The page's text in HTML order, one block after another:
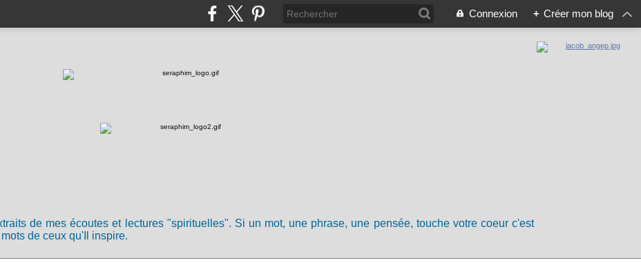
Connexion + Créer mon blog
de mes écoutes et lectures "spirituelles". Si un mot, une phrase, une pensée, touche votre coeur c'est
de ceux qu'Il inspire.